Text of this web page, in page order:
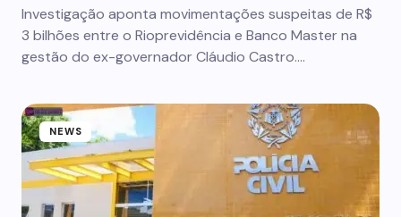
Investigação aponta movimentações suspeitas de R$
3 bilhões entre o Rioprevidência e Banco Master na
gestão do ex-governador Cláudio Castro.…
NEWS